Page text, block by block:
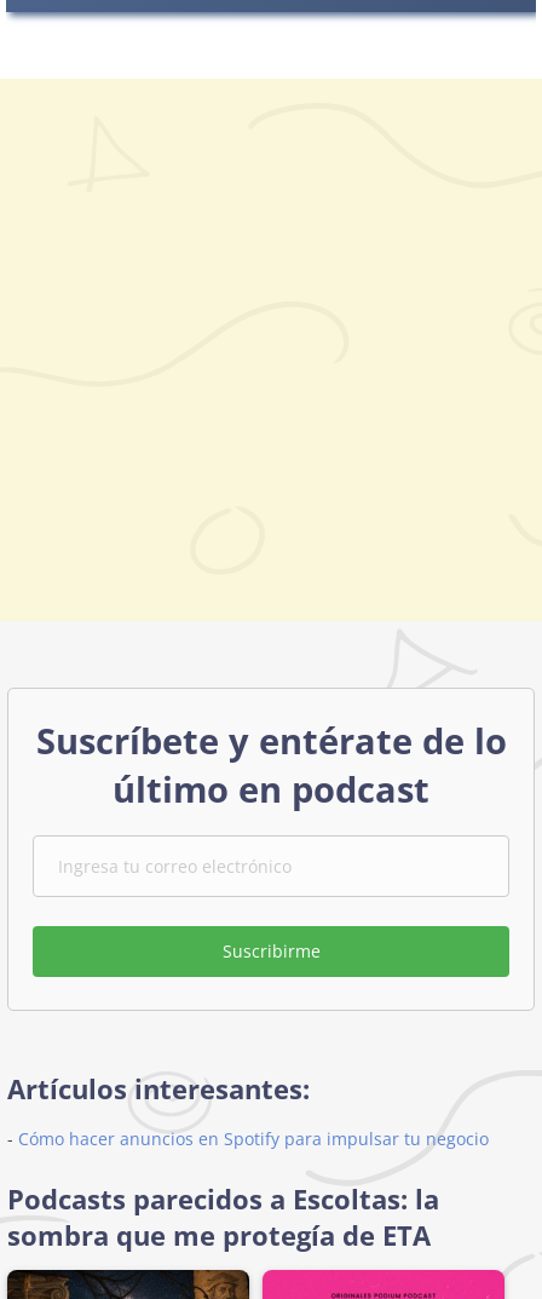
Suscríbete y entérate de lo
último en podcast
Suscribirme
Artículos interesantes:
- Cómo hacer anuncios en Spotify para impulsar tu negocio
Podcasts parecidos a Escoltas: la
sombra que me protegía de ETA